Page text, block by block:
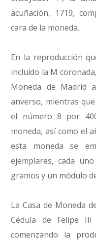
acuñación, 1719,
cara de la moneda.
En la reproducción
incluido la M
Moneda de Madrid
anverso, mientras
el número 8 por
moneda, así como el
esta moneda se
ejemplares, cada
gramos y un módulo
La Casa de Moneda
Cédula de Felipe
comenzando la